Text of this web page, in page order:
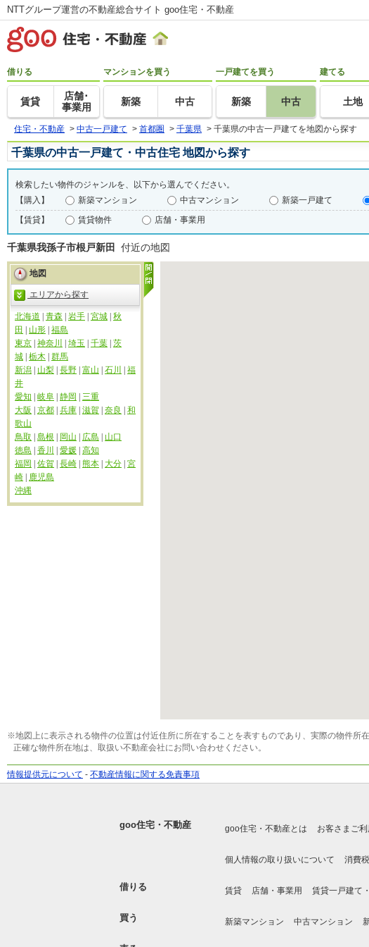
NTTグループ運営の不動産総合サイト goo住宅・不動産
借りる
賃貸
店舗･
事業用
マンションを買う
新築 中古
一戸建てを買う
新築 中古
建てる
土地
住宅・不動産 > 中古一戸建て > 首都圏 > 千葉県 > 千葉県の中古一戸建てを地図から探す
千葉県の中古一戸建て・中古住宅 地図から探す
検索したい物件のジャンルを、以下から選んでください。
【購入】
新築マンション 中古マンション 新築一戸建て
【賃貸】
賃貸物件 店舗・事業用
千葉県我孫子市根戸新田 付近の地図
地図
エリアから探す
北海道 青森 岩手 宮城 秋
田
山形 福島
東京 神奈川 埼玉 千葉 茨
城 栃木 群馬
新潟
山梨 長野 富山 石川
福
井
愛知
岐阜 静岡
三重
大阪
京都 兵庫 滋賀 奈良
和
歌山
鳥取
島根 岡山 広島
山口
徳島
香川 愛媛 高知
福岡
佐賀 長崎 熊本 大分 宮
崎
鹿児島
沖縄
※地図上に表示される物件の位置は付近住所に所在することを表すものであり、実際の物件所
正確な物件所在地は、取扱い不動産会社にお問い合わせください。
情報提供元について - 不動産情報に関する免責事項
goo住宅・不動産 goo住宅・不動産とは お客さまご
個人情報の取り扱いについて 消費
借りる 賃貸 店舗・事業用 賃貸一戸建て
買う 新築マンション 中古マンション